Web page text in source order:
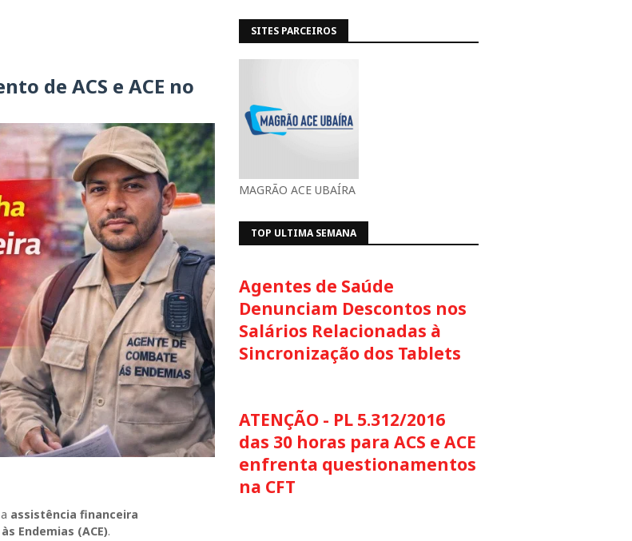
de ACS e ACE no
assistência financeira
Endemias (ACE).
SITES PARCEIROS
MAGRÃO ACE UBAÍRA
TOP ULTIMA SEMANA
Agentes de Saúde
Denunciam Descontos nos
Salários Relacionadas à
Sincronização dos Tablets
ATENÇÃO - PL 5.312/2016
das 30 horas para ACS e ACE
enfrenta questionamentos
na CFT